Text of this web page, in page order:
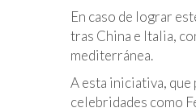
En caso de lograr
tras China e Italia,
mediterránea.
A esta iniciativa,
celebridades como